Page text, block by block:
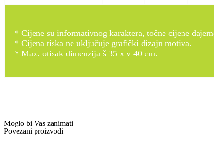
* Cijene su informativnog karaktera, točne cijene
* Cijena tiska ne uključuje grafički dizajn motiva.
* Max. otisak dimenzija š 35 x v 40 cm.
Moglo bi Vas zanimati
Povezani proizvodi